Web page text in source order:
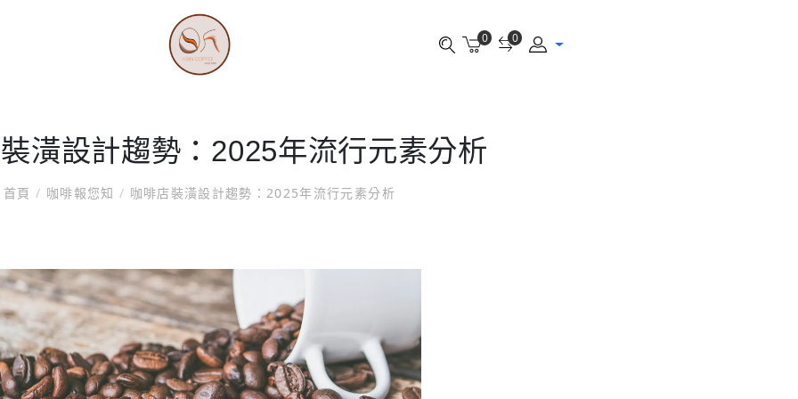
0 0
潢設計趨勢：2025年流行元素分析
首頁/ 咖啡報您知 / 咖啡店裝潢設計趨勢：2025年流行元素分析